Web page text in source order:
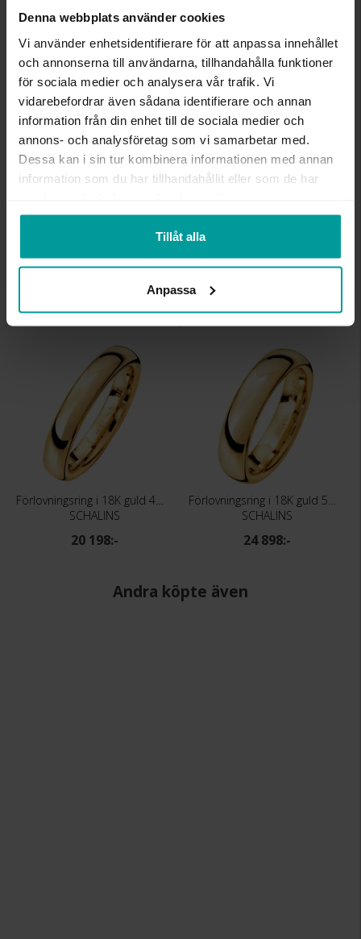
Denna webbplats använder cookies
Vi använder enhetsidentifierare för att anpassa innehållet
och annonserna till användarna, tillhandahålla funktioner
för sociala medier och analysera vår trafik. Vi
vidarebefordrar även sådana identifierare och annan
information från din enhet till de sociala medier och
annons- och analysföretag som vi samarbetar med.
Dessa kan i sin tur kombinera informationen med annan
information som du har tillhandahållit eller som de har
Tillåt alla
Anpassa
samt graverade varor. Leveranstiden är 5-15
arbetsdagar för beställningsvaror. Läs mer om
ångerrätt och öppet köp i webbshoppenhär.
INFO
BREDD CA (MM)
HÖJD CA (MM)
2.3
VARUMÄRKE
Schalins
MODELL
20029172, 20029310,
20029172, 20029307
ÄDELMETALL
18K Gold
11.20
vitt guld.
Liknande produkter
Förlovningsring i 18K guld 4mm
SCHALINS
20 198:-
Förlovningsring i 18K guld 5mm
SCHALINS
24 898:-
Andra köpte även